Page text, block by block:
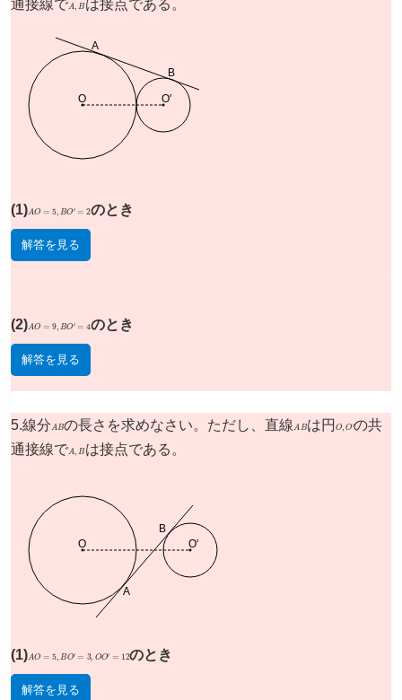
通接線で は接点である。
O O'
A
B
(1) AO ,B O′= のとき
解答を見る
(2) AO ,B O′= のとき
解答を見る
5.線分 A Bの長さを求めなさい。ただし、直線 A Bは円 O O′の共
通接線で A Bは接点である。
O O'
A
B
(1) AO ,B O′= O O′=12 のとき
解答を見る